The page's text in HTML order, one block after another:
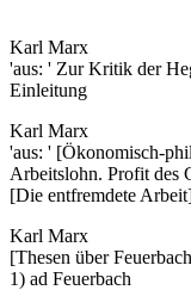
Karl Marx
'aus: ' Zur Kritik der
Einleitung
Karl Marx
'aus: ' [Ökonomisch-
Arbeitslohn. Profit des
[Die entfremdete
Karl Marx
[Thesen über
1) ad Feuerbach